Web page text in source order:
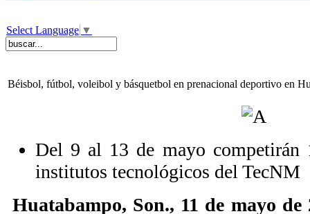
Select Language ▼
Béisbol, fútbol, voleibol y básquetbol en prenacional deportivo en
Del 9 al 13 de mayo competirán
institutos tecnológicos del TecNM
Huatabampo, Son., 11 de mayo